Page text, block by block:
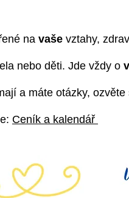
na vaše vztahy,
nebo děti. Jde vždy o
a máte otázky,
Ceník a kalendář